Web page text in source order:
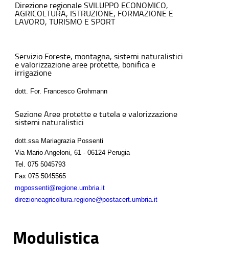
Direzione regionale SVILUPPO ECONOMICO,
AGRICOLTURA, ISTRUZIONE, FORMAZIONE E
LAVORO, TURISMO E SPORT
Servizio Foreste, montagna, sistemi naturalistici
e valorizzazione aree protette, bonifica e
irrigazione
dott. For. Francesco Grohmann
Sezione Aree protette e tutela e valorizzazione
sistemi naturalistici
dott.ssa Mariagrazia Possenti
Via Mario Angeloni, 61 - 06124 Perugia
Tel. 075 5045793
Fax 075 5045565
mgpossenti@regione.umbria.it
direzioneagricoltura.regione@postacert.umbria.it
Modulistica